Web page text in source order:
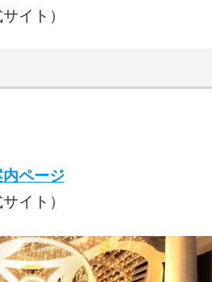
イト）
ページ
イト）